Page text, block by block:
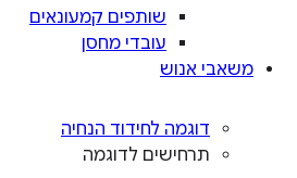
שותפים קמעונאים
עובדי מחסן
משאבי אנוש
דוגמה לחידוד הנחיה
תרחישים לדוגמה